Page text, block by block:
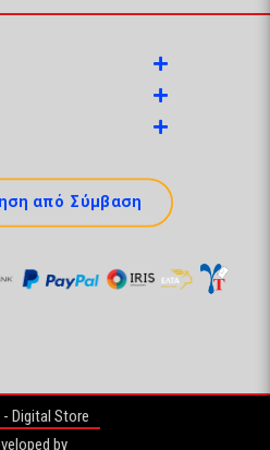
από Σύμβαση
Digital Store
by